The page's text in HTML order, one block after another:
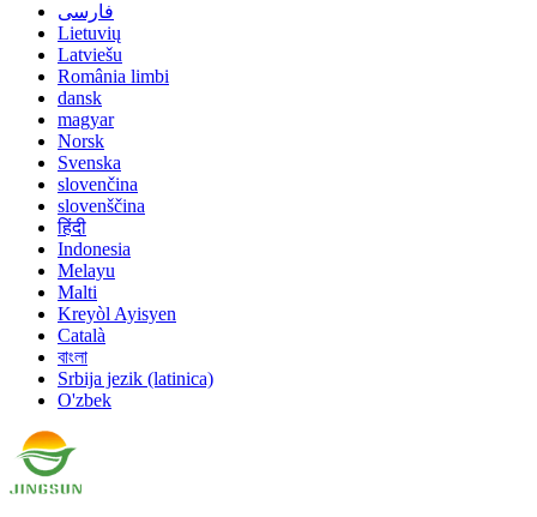
فارسی
Lietuvių
Latviešu
România limbi
dansk
magyar
Norsk
Svenska
slovenčina
slovenščina
हिंदी
Indonesia
Melayu
Malti
Kreyòl Ayisyen
Català
বাংলা
Srbija jezik (latinica)
O'zbek